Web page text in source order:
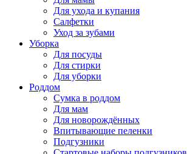
Для ухода и купания
Салфетки
Уход за зубами
Уборка
Для посуды
Для стирки
Для уборки
Роддом
Сумка в роддом
Для мам
Для новорождённых
Впитывающие пеленки
Подгузники